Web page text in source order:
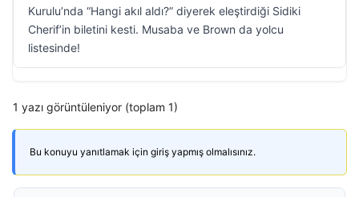
Kurulu’nda “Hangi akıl aldı?” diyerek eleştirdiği Sidiki
Cherif’in biletini kesti. Musaba ve Brown da yolcu
listesinde!
1 yazı görüntüleniyor (toplam 1)
Bu konuyu yanıtlamak için giriş yapmış olmalısınız.